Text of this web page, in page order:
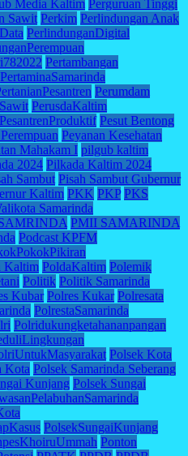
Media Kaltim Perguruan Tinggi
Sawit Perkim Perlindungan Anak
PerlindunganDigital
Pertambangan
PertaminaSamarinda
Perumdam
PerusdaKaltim
PesantrenProduktif Pesut Bentong
Peyanan Kesehatan
Mahakam I pilgub kaltim
2024 Pilkada Kaltim 2024
Sambut Pisah Sambut Gubernur
Kaltim PKK PKP PKS
Samarinda
PMII SAMARINDA
Podcast KPFM
Kaltim PoldaKaltim Polemik
Politik Politik Samarinda
Kubar Polres Kukar Polresata
PolrestaSamarinda
Polridukungketahananpangan
Polsek Kota
Kota Polsek Samarinda Seberang
Kunjang Polsek Sungai
PolsekSungaiKunjang
Ponton